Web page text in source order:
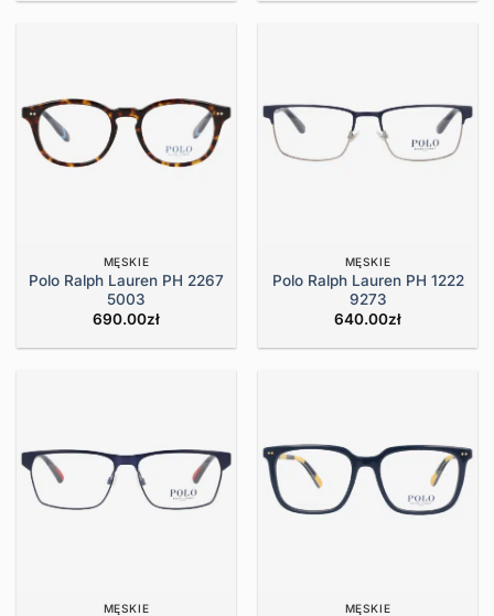
MĘSKIE
Polo Ralph Lauren PH 2267
5003
690.00zł
MĘSKIE
Polo Ralph Lauren PH 1222
9273
640.00zł
MĘSKIE MĘSKIE